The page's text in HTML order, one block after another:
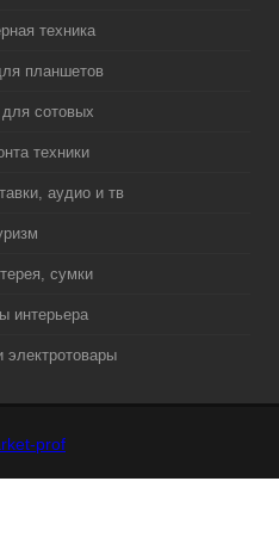
техника
планшетов
сотовых
техники
аудио и тв
сумки
интерьера